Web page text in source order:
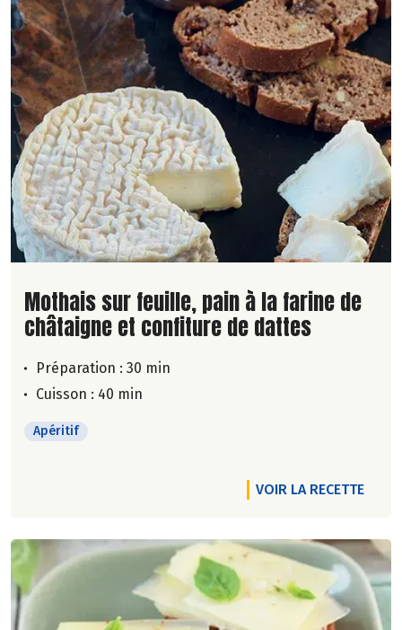
Lire la suite de la recette
Mothais sur feuille, pain à la farine de
châtaigne et confiture de dattes
Préparation : 30 min
Cuisson : 40 min
Apéritif
VOIR LA RECETTE